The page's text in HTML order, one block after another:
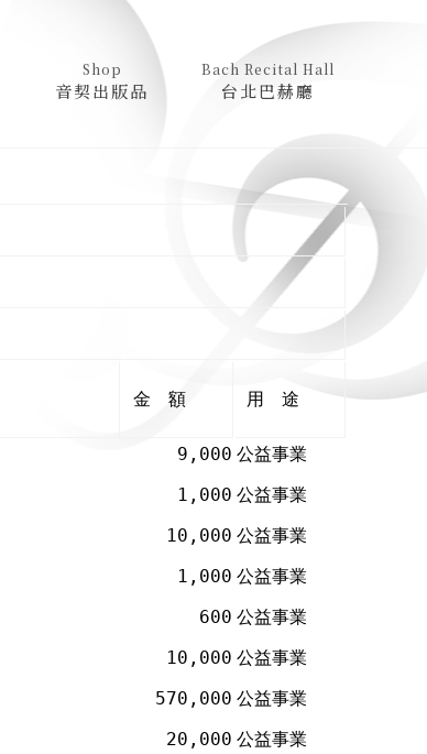
Shop
音契出版品
Bach Recital Hall
台北巴赫廳
金 額 用 途
9,000 公益事業
1,000 公益事業
10,000 公益事業
1,000 公益事業
600 公益事業
10,000 公益事業
570,000 公益事業
20,000 公益事業